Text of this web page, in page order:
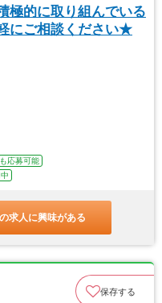
極的に取り組んでいる
にご相談ください★
応募可能
求人に興味がある
保存する